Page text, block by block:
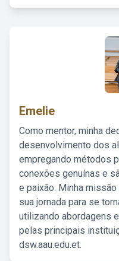
Emelie
Como mentor, minha
desenvolvimento dos
empregando métodos
conexões genuínas e
e paixão. Minha
sua jornada para se
utilizando abordagens
pelas principais
dsw.aau.edu.et.